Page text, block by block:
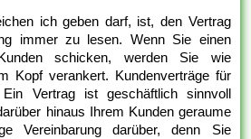
ich geben darf, ist, den Vertrag
immer zu lesen. Wenn Sie einen
schicken, werden Sie wie
Kopf verankert. Kundenverträge für
Ein Vertrag ist geschäftlich sinnvoll
hinaus Ihrem Kunden geraume
Vereinbarung darüber, denn Sie